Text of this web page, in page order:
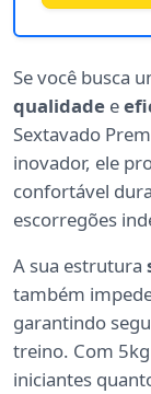
Se você busca
qualidade e
Sextavado
inovador, ele
confortável
escorregões
A sua estrutura
também
garantindo
treino. Com
iniciantes